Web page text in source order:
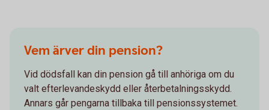
Vem ärver din pension?
Vid dödsfall kan din pension gå till anhöriga om du
valt efterlevandeskydd eller återbetalningsskydd.
Annars går pengarna tillbaka till pensionssystemet.